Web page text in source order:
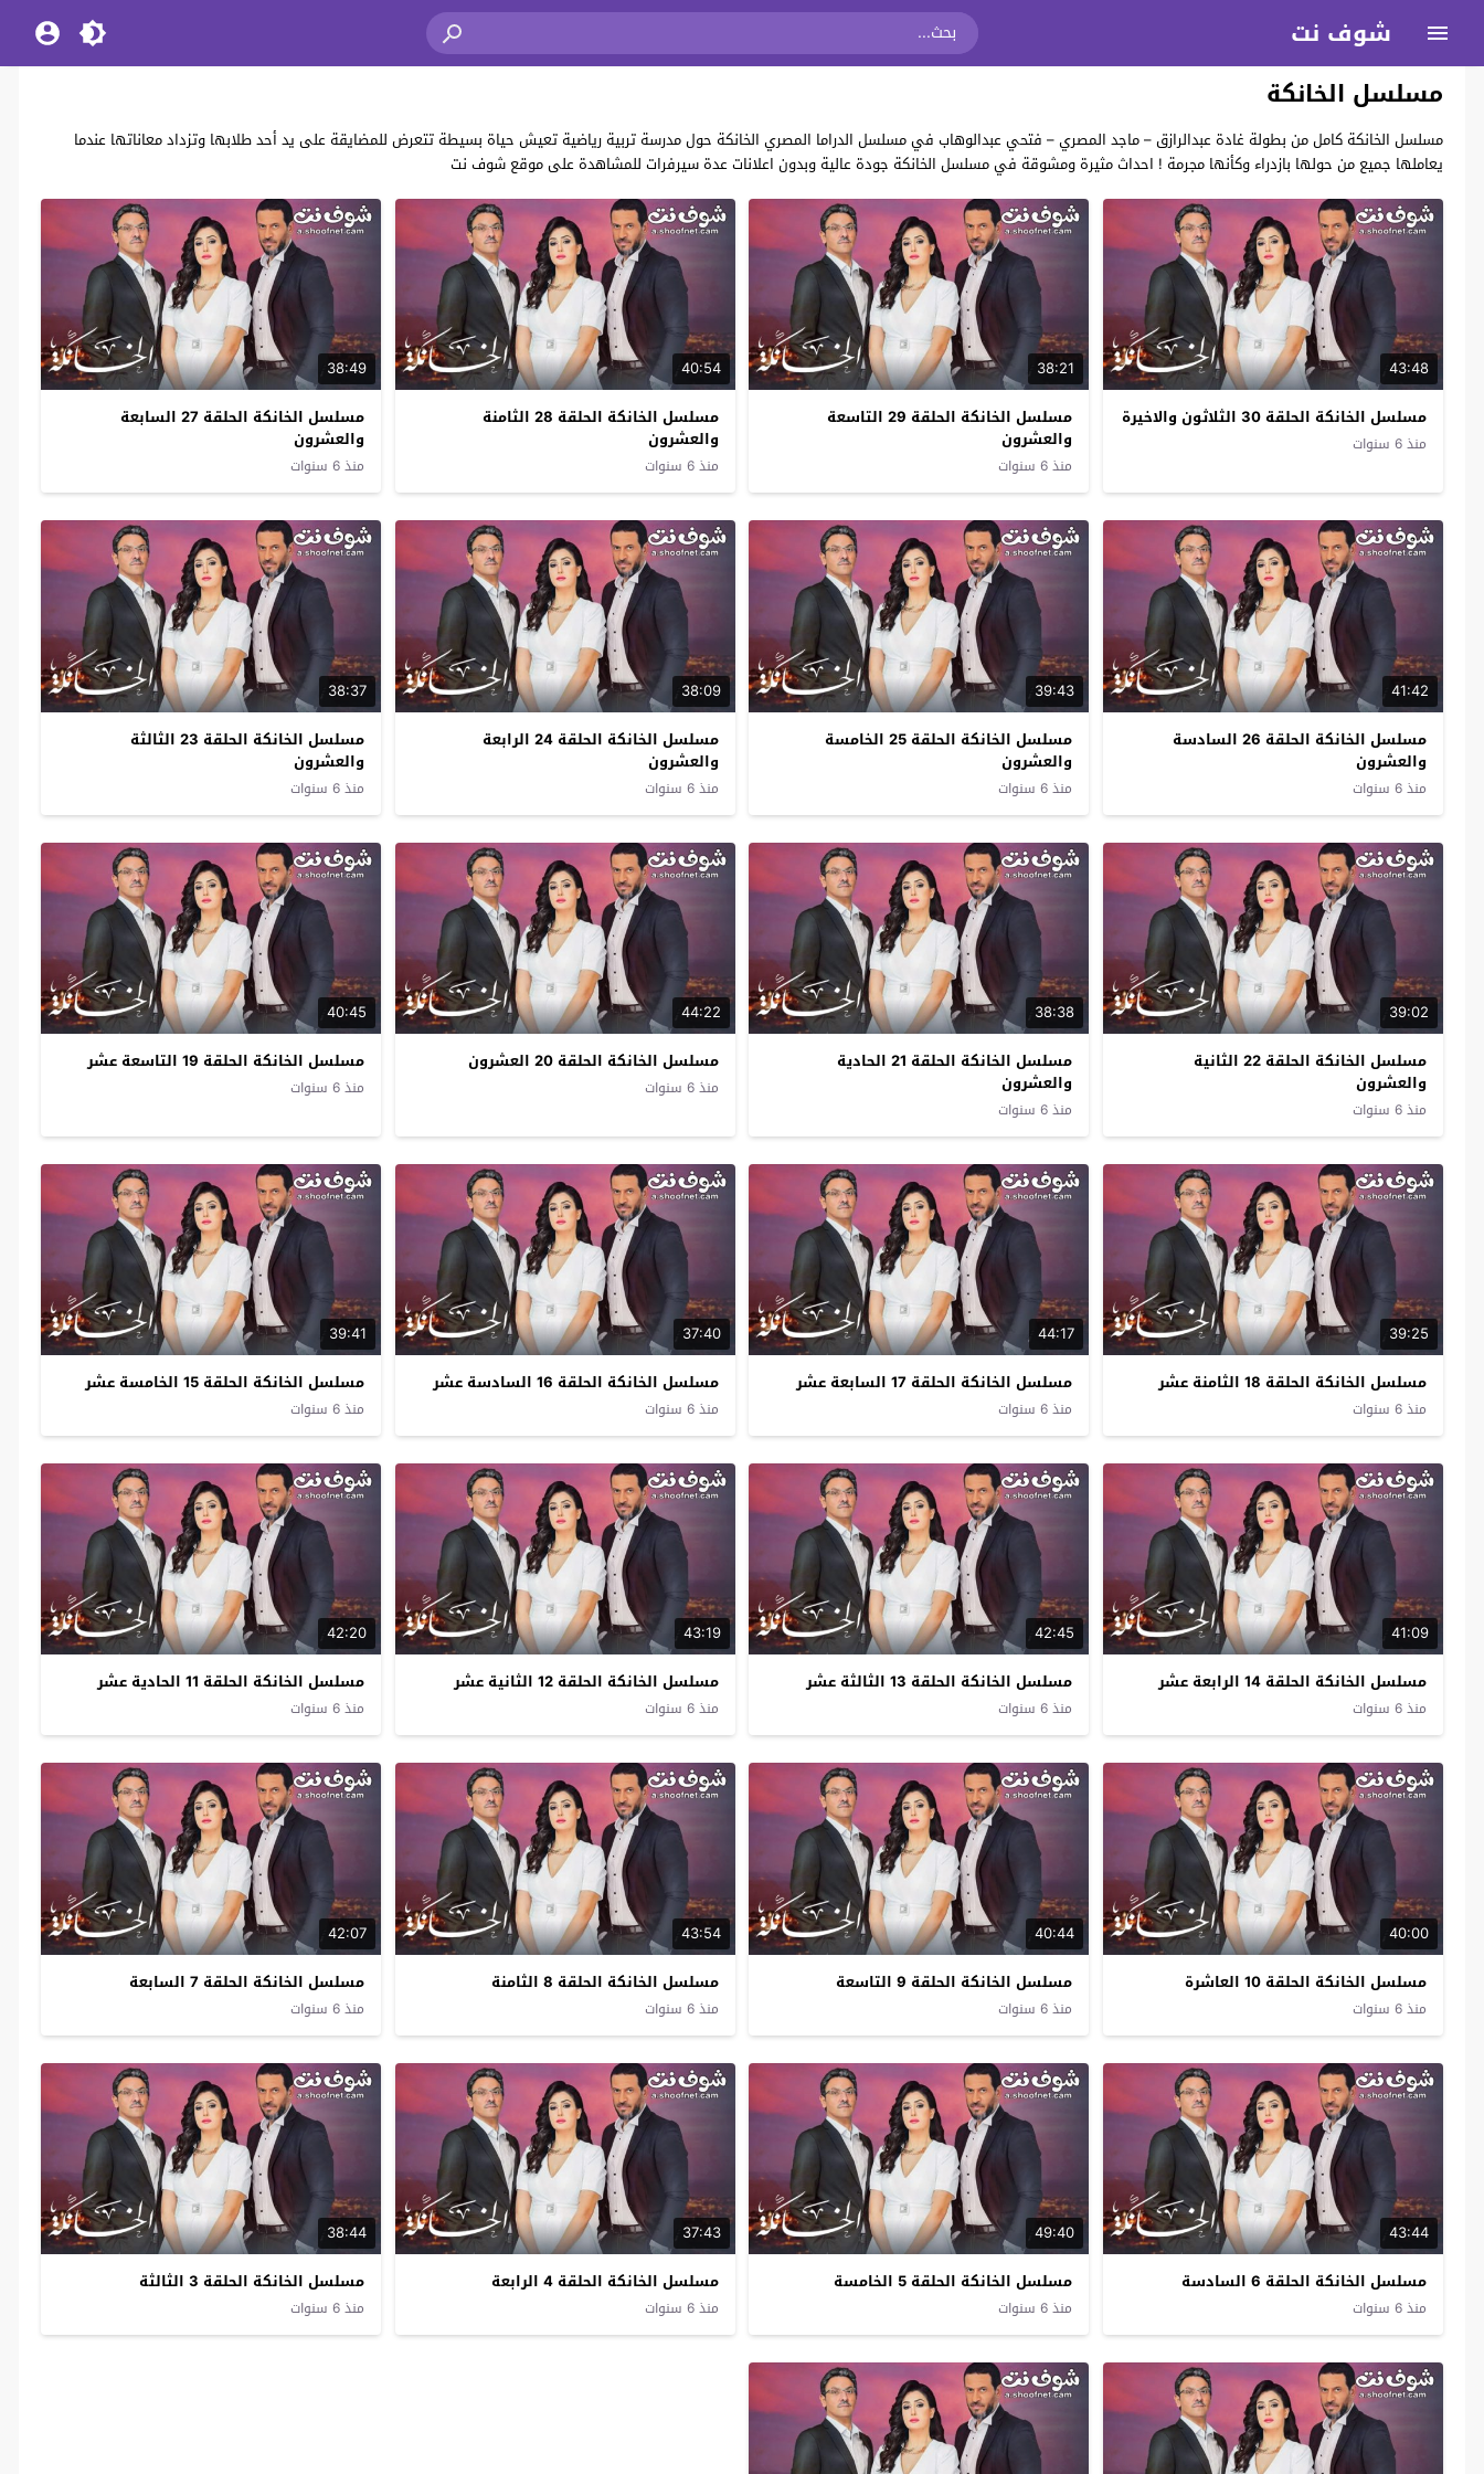
شوف نت
مسلسل الخانكة
مسلسل الخانكة كامل من بطولة غادة عبدالرازق – ماجد المصري – فتحي عبدالوهاب في مسلسل الدراما المصري الخانكة حول مدرسة تربية رياضية تعيش حياة بسيطة تتعرض للمضايقة على يد أحد طلابها وتزداد معاناتها عندما
يعاملها جميع من حولها بازدراء وكأنها مجرمة ! احداث مثيرة ومشوقة في مسلسل الخانكة جودة عالية وبدون اعلانات عدة سيرفرات للمشاهدة على موقع شوف نت
43:48
مسلسل الخانكة الحلقة 30 الثلاثون والاخيرة
منذ 6 سنوات
38:21
مسلسل الخانكة الحلقة 29 التاسعة
والعشرون
منذ 6 سنوات
40:54
مسلسل الخانكة الحلقة 28 الثامنة
والعشرون
منذ 6 سنوات
38:49
مسلسل الخانكة الحلقة 27 السابعة
والعشرون
منذ 6 سنوات
41:42
مسلسل الخانكة الحلقة 26 السادسة
والعشرون
منذ 6 سنوات
39:43
مسلسل الخانكة الحلقة 25 الخامسة
والعشرون
منذ 6 سنوات
38:09
مسلسل الخانكة الحلقة 24 الرابعة
والعشرون
منذ 6 سنوات
38:37
مسلسل الخانكة الحلقة 23 الثالثة
والعشرون
منذ 6 سنوات
39:02
مسلسل الخانكة الحلقة 22 الثانية
والعشرون
منذ 6 سنوات
38:38
مسلسل الخانكة الحلقة 21 الحادية
والعشرون
منذ 6 سنوات
44:22
مسلسل الخانكة الحلقة 20 العشرون
منذ 6 سنوات
40:45
مسلسل الخانكة الحلقة 19 التاسعة عشر
منذ 6 سنوات
39:25
مسلسل الخانكة الحلقة 18 الثامنة عشر
منذ 6 سنوات
44:17
مسلسل الخانكة الحلقة 17 السابعة عشر
منذ 6 سنوات
37:40
مسلسل الخانكة الحلقة 16 السادسة عشر
منذ 6 سنوات
39:41
مسلسل الخانكة الحلقة 15 الخامسة عشر
منذ 6 سنوات
41:09
مسلسل الخانكة الحلقة 14 الرابعة عشر
منذ 6 سنوات
42:45
مسلسل الخانكة الحلقة 13 الثالثة عشر
منذ 6 سنوات
43:19
مسلسل الخانكة الحلقة 12 الثانية عشر
منذ 6 سنوات
42:20
مسلسل الخانكة الحلقة 11 الحادية عشر
منذ 6 سنوات
40:00
مسلسل الخانكة الحلقة 10 العاشرة
منذ 6 سنوات
40:44
مسلسل الخانكة الحلقة 9 التاسعة
منذ 6 سنوات
43:54
مسلسل الخانكة الحلقة 8 الثامنة
منذ 6 سنوات
42:07
مسلسل الخانكة الحلقة 7 السابعة
منذ 6 سنوات
43:44
مسلسل الخانكة الحلقة 6 السادسة
منذ 6 سنوات
49:40
مسلسل الخانكة الحلقة 5 الخامسة
منذ 6 سنوات
37:43
مسلسل الخانكة الحلقة 4 الرابعة
منذ 6 سنوات
38:44
مسلسل الخانكة الحلقة 3 الثالثة
منذ 6 سنوات